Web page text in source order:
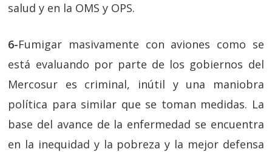
salud y en la OMS y OPS.
6-Fumigar masivamente con aviones como se
está evaluando por parte de los gobiernos del
Mercosur es criminal, inútil y una maniobra
política para similar que se toman medidas. La
base del avance de la enfermedad se encuentra
en la inequidad y la pobreza y la mejor defensa